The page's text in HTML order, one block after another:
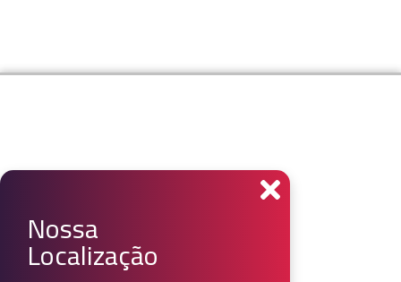
Nossa
Localização